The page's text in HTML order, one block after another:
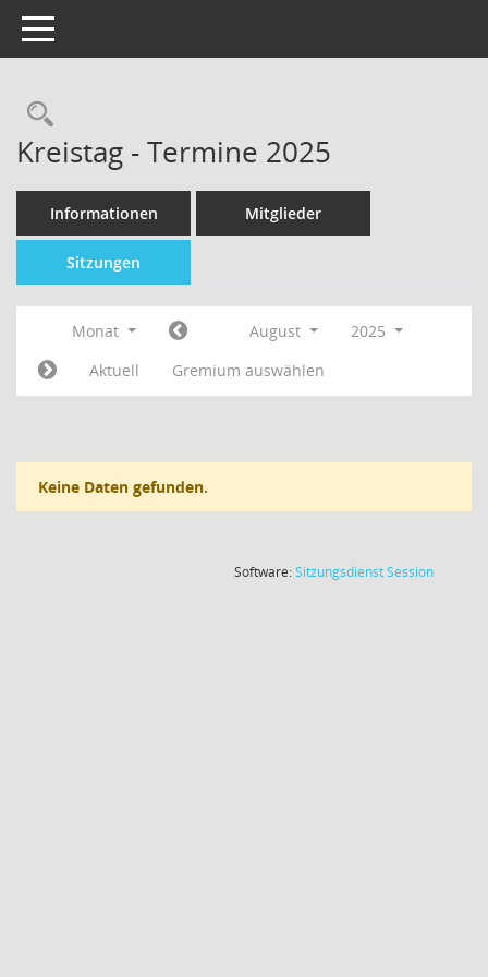
Toggle navigation
Kreistag - Termine 2025
Informationen Mitglieder
Sitzungen
Monat August
2025
Aktuell
Gremium auswählen
Keine Daten gefunden.
Software:SitzungsdienstSession(Wird in